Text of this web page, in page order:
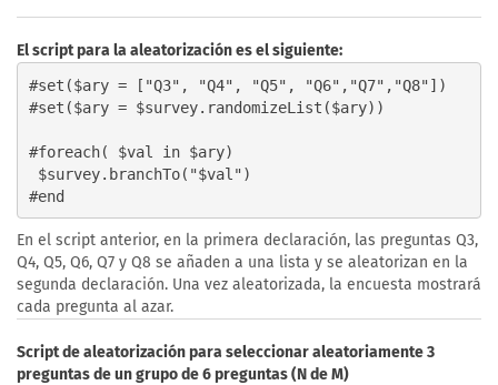
El script para la aleatorización es el siguiente:
#set($ary = ["Q3", "Q4", "Q5", "Q6","Q7","Q8"])
#set($ary = $survey.randomizeList($ary))
#foreach( $val in $ary)
$survey.branchTo("$val")
En el script anterior, en la primera declaración, las preguntas Q3,
Q4, Q5, Q6, Q7 y Q8 se añaden a una lista y se aleatorizan en la
segunda declaración. Una vez aleatorizada, la encuesta mostrará
cada pregunta al azar.
Script de aleatorización para seleccionar aleatoriamente 3
preguntas de un grupo de 6 preguntas (N de M)